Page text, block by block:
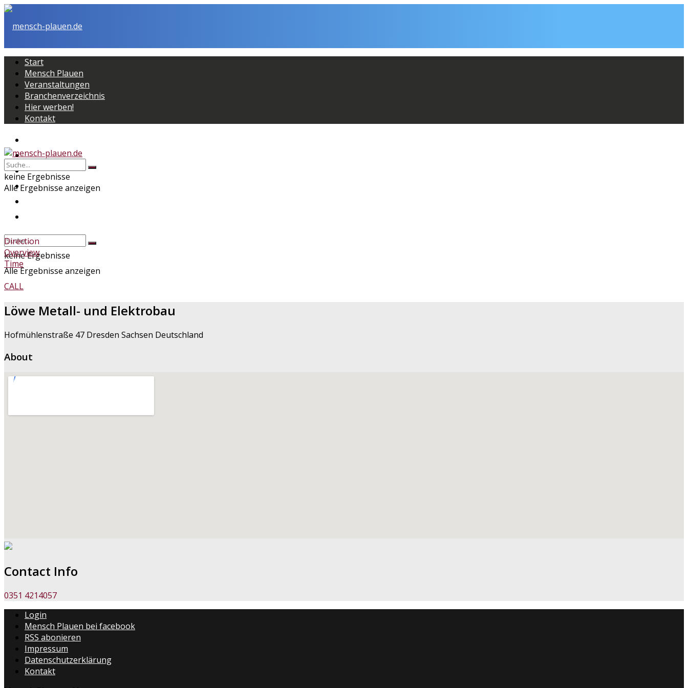
Start
Mensch Plauen
Veranstaltungen
Branchenverzeichnis
Hier werben!
Kontakt
Mensch Plauen
Veranstaltungen
Branchenverzeichnis
keine Ergebnisse
Alle Ergebnisse anzeigen
keine Ergebnisse
Alle Ergebnisse anzeigen
Direction
Overview
Time
CALL
Löwe Metall- und Elektrobau
Hofmühlenstraße 47 Dresden Sachsen Deutschland
About
Contact Info
0351 4214057
Login
Mensch Plauen bei facebook
RSS abonieren
Impressum
Datenschutzerklärung
Kontakt